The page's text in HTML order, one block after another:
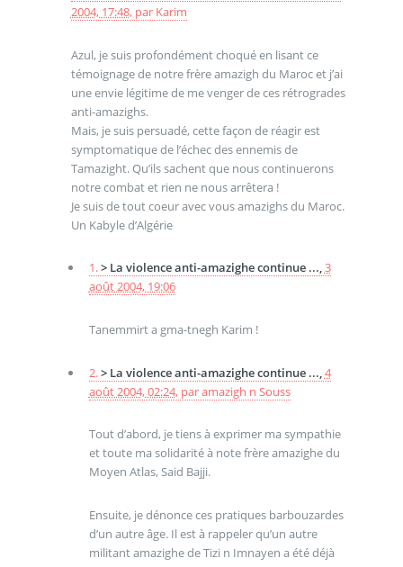
2004, 17:48, par Karim
Azul, je suis profondément choqué en lisant ce
témoignage de notre frère amazigh du Maroc et j’ai
une envie légitime de me venger de ces rétrogrades
anti-amazighs.
Mais, je suis persuadé, cette façon de réagir est
symptomatique de l’échec des ennemis de
Tamazight. Qu’ils sachent que nous continuerons
notre combat et rien ne nous arrêtera !
Je suis de tout coeur avec vous amazighs du Maroc.
Un Kabyle d’Algérie
1.> La violence anti-amazighe continue ...,3
août 2004, 19:06
Tanemmirt a gma-tnegh Karim !
2.> La violence anti-amazighe continue ..., 4
août 2004, 02:24, paramazigh n Souss
Tout d’abord, je tiens à exprimer ma sympathie
et toute ma solidarité à note frère amazighe du
Moyen Atlas, Said Bajji.
Ensuite, je dénonce ces pratiques barbouzardes
d’un autre âge. Il est à rappeler qu’un autre
militant amazighe de Tizi n Imnayen a été déjà